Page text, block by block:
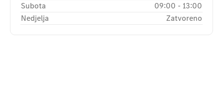
Subota
09:00 - 13:00
Nedjelja
Zatvoreno